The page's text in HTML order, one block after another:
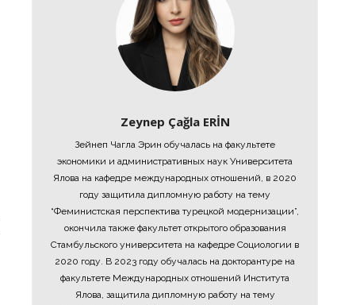
Zeynep Çağla ERİN
Зейнеп Чагла Эрин обучалась на факультете
экономики и административных наук Университета
Ялова на кафедре международных отношений, в 2020
году защитила дипломную работу на тему
“Феминистская перспектива турецкой модернизации”,
окончила также факультет открытого образования
Стамбульского университета на кафедре Социологии в
2020 году. В 2023 году обучалась на докторантуре на
факультете Международных отношений Института
Ялова, защитила дипломную работу на тему